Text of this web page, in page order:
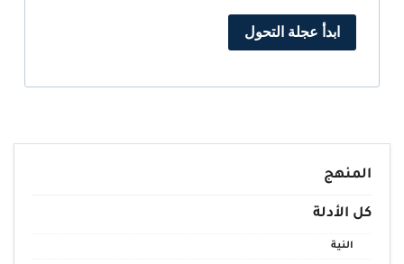
ابدأ عجلة التحول
المنهج
كل الأدلة
النية